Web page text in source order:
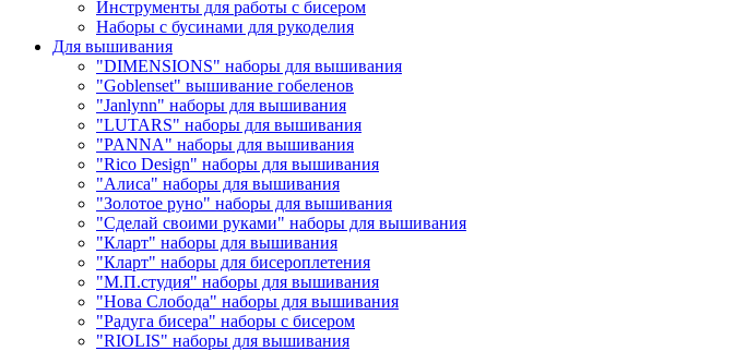
Инструменты для работы с бисером
Наборы с бусинами для рукоделия
Для вышивания
"DIMENSIONS" наборы для вышивания
"Goblenset" вышивание гобеленов
"Janlynn" наборы для вышивания
"LUTARS" наборы для вышивания
"PANNA" наборы для вышивания
"Rico Design" наборы для вышивания
"Алиса" наборы для вышивания
"Золотое руно" наборы для вышивания
"Сделай своими руками" наборы для вышивания
"Кларт" наборы для вышивания
"Кларт" наборы для бисероплетения
"М.П.студия" наборы для вышивания
"Нова Слобода" наборы для вышивания
"Радуга бисера" наборы с бисером
"RIOLIS" наборы для вышивания